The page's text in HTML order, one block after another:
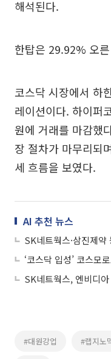
해석된다.
한탑은 29.92% 오
코스닥 시장에서 하
레이션이다. 하이퍼
원에 거래를 마감했
장 절차가 마무리되
세 흐름을 보였다.
AI 추천 뉴스
SK네트웍스·삼진제
#대원강업 #랩지노